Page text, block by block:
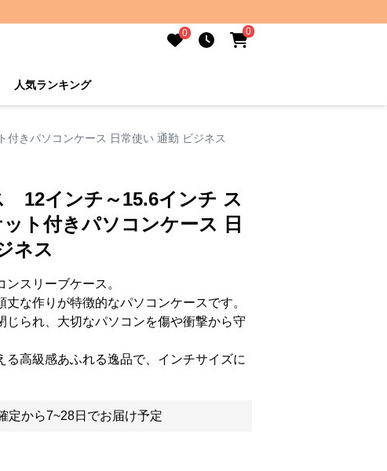
0 0
人気ランキング
きパソコンケース 日常使い 通勤 ビジネス
12インチ～15.6インチ ス
ト付きパソコンケース 日
ネス
ンスリーブケース。
な作りが特徴的なパソコンケースです。
じられ、大切なパソコンを傷や衝撃から守
る高級感あふれる逸品で、インチサイズに
定から7~28日でお届け予定